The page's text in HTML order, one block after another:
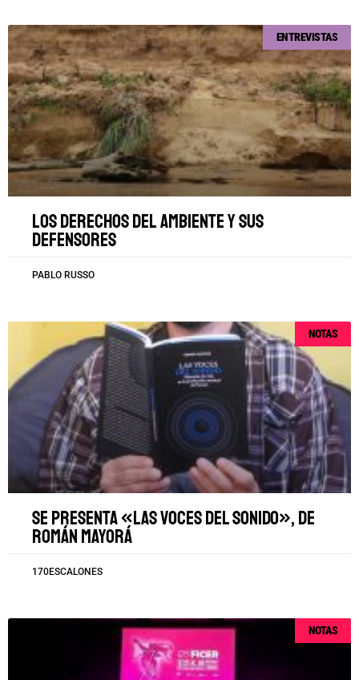
ENTREVISTAS
Los derechos del ambiente y sus
defensores
PABLO RUSSO
NOTAS
Se presenta «Las voces del sonido», de
Román Mayorá
170ESCALONES
NOTAS